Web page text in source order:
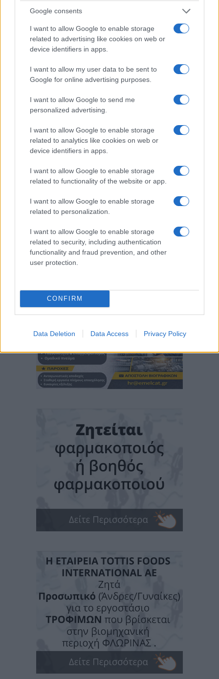
Google consents
I want to allow Google to enable storage
related to advertising like cookies on web or
device identifiers in apps.
I want to allow my user data to be sent to
Google for online advertising purposes.
I want to allow Google to send me
personalized advertising.
I want to allow Google to enable storage
related to analytics like cookies on web or
device identifiers in apps.
I want to allow Google to enable storage
related to functionality of the website or app.
I want to allow Google to enable storage
related to personalization.
I want to allow Google to enable storage
related to security, including authentication
functionality and fraud prevention, and other
user protection.
CONFIRM
Data Deletion Data Access Privacy Policy